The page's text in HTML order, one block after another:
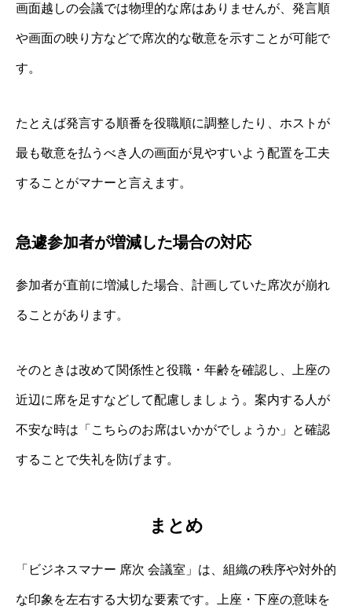
画面越しの会議では物理的な席はありませんが、発言順
や画面の映り方などで席次的な敬意を示すことが可能で
す。
たとえば発言する順番を役職順に調整したり、ホストが
最も敬意を払うべき人の画面が見やすいよう配置を工夫
することがマナーと言えます。
急遽参加者が増減した場合の対応
参加者が直前に増減した場合、計画していた席次が崩れ
ることがあります。
そのときは改めて関係性と役職・年齢を確認し、上座の
近辺に席を足すなどして配慮しましょう。案内する人が
不安な時は「こちらのお席はいかがでしょうか」と確認
することで失礼を防げます。
まとめ
「ビジネスマナー 席次 会議室」は、組織の秩序や対外的
な印象を左右する大切な要素です。上座・下座の意味を